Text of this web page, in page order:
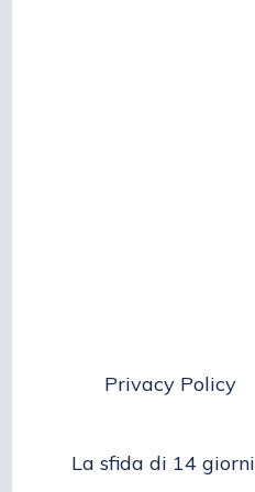
Privacy Policy
La sfida di 14 giorni